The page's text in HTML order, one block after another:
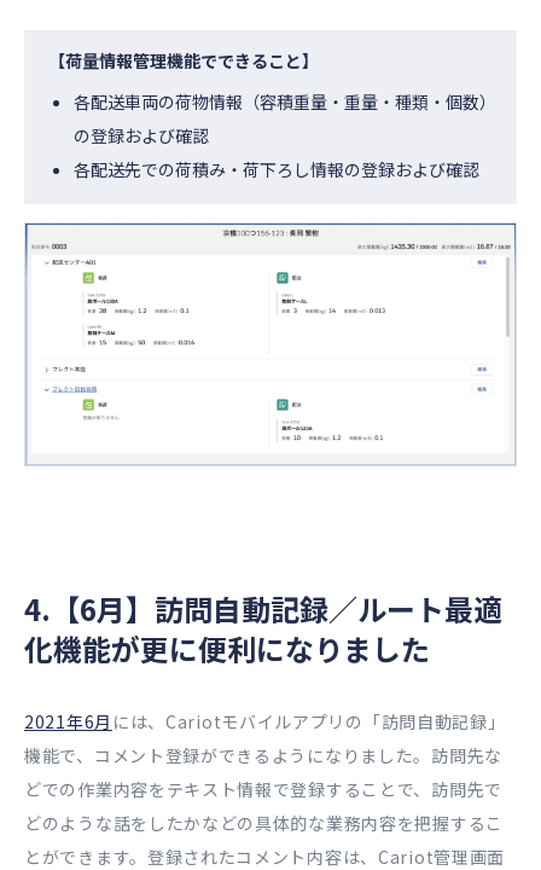
【荷量情報管理機能でできること】
各配送車両の荷物情報（容積重量・重量・種類・個数）
の登録および確認
各配送先での荷積み・荷下ろし情報の登録および確認
4.【6月】訪問自動記録／ルート最適
化機能が更に便利になりました
2021年6月 には、Cariotモバイルアプリの「訪問自動記録」
機能で、コメント登録ができるようになりました。訪問先な
どでの作業内容をテキスト情報で登録することで、訪問先で
どのような話をしたかなどの具体的な業務内容を把握するこ
とができます。登録されたコメント内容は、Cariot管理画面